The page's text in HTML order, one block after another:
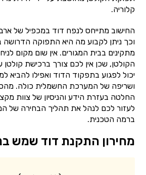
קלוריה.
החישוב מתייחס לנפח דוד במכפיל של
וכך ניתן לקבוע מה היא התפוקה הדרושה
מתקינים בבית המגורים. אין שום מקום
הקולטן, שכן אין לכם צורך ברכישת קולטן
יכול לפגוע בתפקוד הדוד ואפילו להביא
ושריפה של המערכת החשמלית כולה.
החלטה בעזרת הידע והניסיון של צוות
לעזור לכם לנהל את תהליך הבחירה של
ברמה הטכנית.
מחירון התקנת דוד שמש